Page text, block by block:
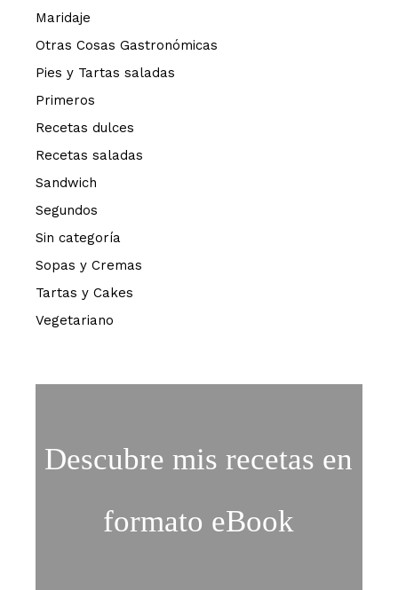
Maridaje
Otras Cosas Gastronómicas
Pies y Tartas saladas
Primeros
Recetas dulces
Recetas saladas
Sandwich
Segundos
Sin categoría
Sopas y Cremas
Tartas y Cakes
Vegetariano
Descubre mis recetas en
formato eBook